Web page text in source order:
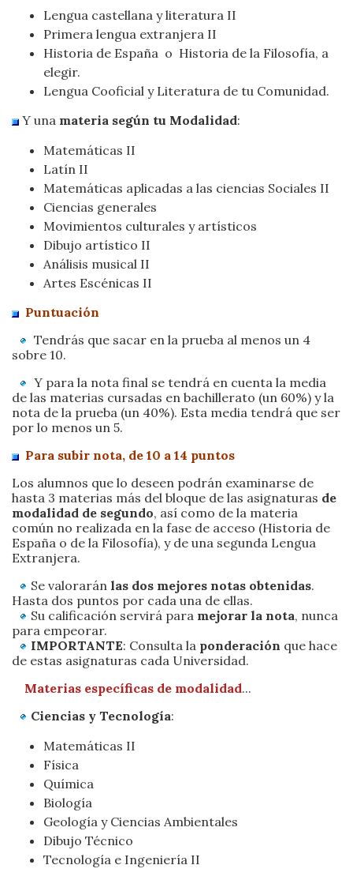
Lengua castellana y literatura II
Primera lengua extranjera II
Historia de España o Historia de la Filosofía, a
elegir.
Lengua Cooficial y Literatura de tu Comunidad.
Y una materia según tu Modalidad:
Matemáticas II
Latín II
Matemáticas aplicadas a las ciencias Sociales II
Ciencias generales
Movimientos culturales y artísticos
Dibujo artístico II
Análisis musical II
Artes Escénicas II
Puntuación
Tendrás que sacar en la prueba al menos un 4
sobre 10.
Y para la nota final se tendrá en cuenta la media
de las materias cursadas en bachillerato (un 60%) y la
nota de la prueba (un 40%). Esta media tendrá que ser
por lo menos un 5.
Para subir nota, de 10 a 14 puntos
Los alumnos que lo deseen podrán examinarse de
hasta 3 materias más del bloque de las asignaturas de
modalidad de segundo, así como de la materia
común no realizada en la fase de acceso (Historia de
España o de la Filosofía), y de una segunda Lengua
Extranjera.
Se valorarán las dos mejores notas obtenidas.
Hasta dos puntos por cada una de ellas.
Su calificación servirá para mejorar la nota, nunca
para empeorar.
IMPORTANTE: Consulta la ponderación que hace
de estas asignaturas cada Universidad.
Materias específicas de modalidad...
Ciencias y Tecnología:
Matemáticas II
Física
Química
Biología
Geología y Ciencias Ambientales
Dibujo Técnico
Tecnología e Ingeniería II